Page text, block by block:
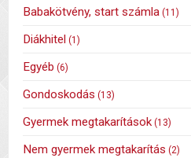
Babakötvény, start számla (11)
Diákhitel (1)
Egyéb (6)
Gondoskodás (13)
Gyermek megtakarítások (13)
Nem gyermek megtakarítás (2)